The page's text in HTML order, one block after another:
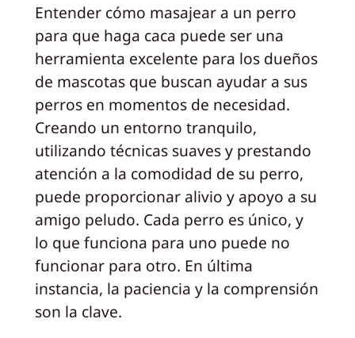
Entender cómo masajear a un perro
para que haga caca puede ser una
herramienta excelente para los dueños
de mascotas que buscan ayudar a sus
perros en momentos de necesidad.
Creando un entorno tranquilo,
utilizando técnicas suaves y prestando
atención a la comodidad de su perro,
puede proporcionar alivio y apoyo a su
amigo peludo. Cada perro es único, y
lo que funciona para uno puede no
funcionar para otro. En última
instancia, la paciencia y la comprensión
son la clave.